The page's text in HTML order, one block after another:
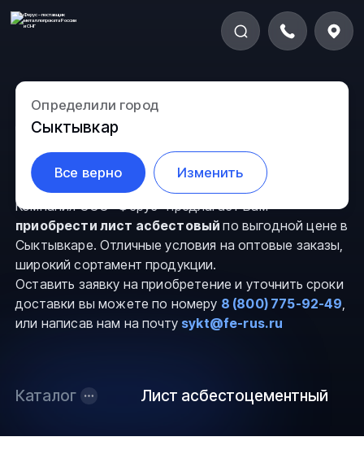
Определили город
Сыктывкар
Все верно Изменить
Листы асбестовые в
Сыктывкаре
Компания ООО “Ферус” предлагает Вам
приобрести лист асбестовыйпо выгодной цене в
Сыктывкаре. Отличные условия на оптовые заказы,
широкий сортамент продукции.
Оставить заявку на приобретение и уточнить сроки
доставки вы можете по номеру 8 (800) 775-92-49,
или написав нам на почту sykt@fe-rus.ru
Каталог Лист асбестоцементный